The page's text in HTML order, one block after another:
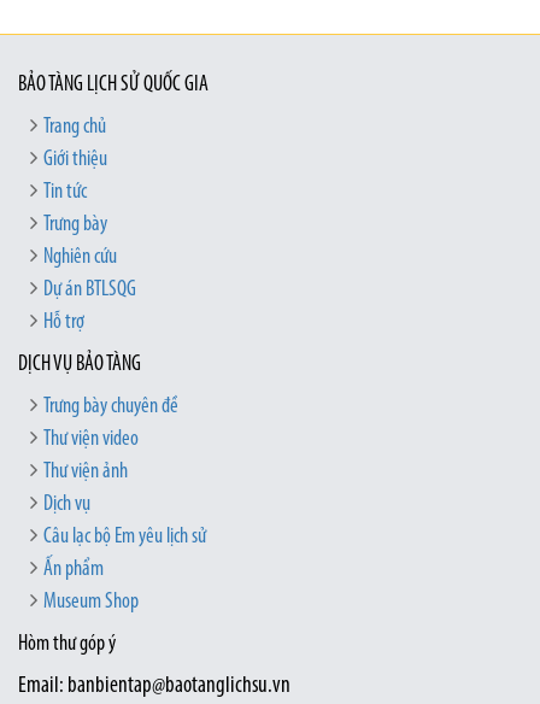
BẢO TÀNG LỊCH SỬ QUỐC GIA
Trang chủ
Giới thiệu
Tin tức
Trưng bày
Nghiên cứu
Dự án BTLSQG
Hỗ trợ
DỊCH VỤ BẢO TÀNG
Trưng bày chuyên đề
Thư viện video
Thư viện ảnh
Dịch vụ
Câu lạc bộ Em yêu lịch sử
Ấn phẩm
Museum Shop
Hòm thư góp ý
Email: banbientap@baotanglichsu.vn